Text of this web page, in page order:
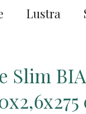
Lustra
Slim